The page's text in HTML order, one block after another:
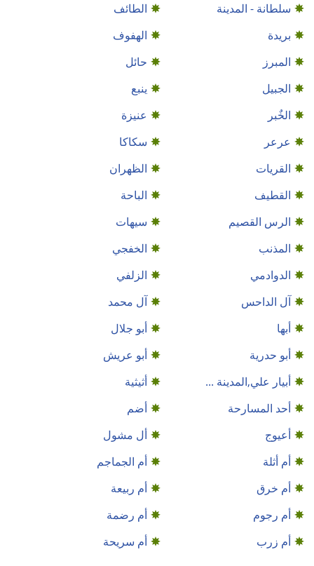
سلطانة - المدينة
الطائف
بريدة
الهفوف
المبرز
حائل
الجبيل
ينبع
الخٌبر
عنيزة
عرعر
سكاكا
القريات
الظهران
القطيف‎
الباحة
الرس القصيم
سيهات
المذنب
الخفجي
الدوادمي
الزلفي
آل الداحس
آل محمد
أبها
أبو جلال
أبو حدرية
أبو عريش
أبيار علي,المدينة ...
أثيثية
أحد المسارحة
أضم
أعيوج
أل مشول
أم أثلة
أم الجماجم
أم خرق
أم ربيعة
أم رجوم
أم رضمة
أم زرب
أم سريحة